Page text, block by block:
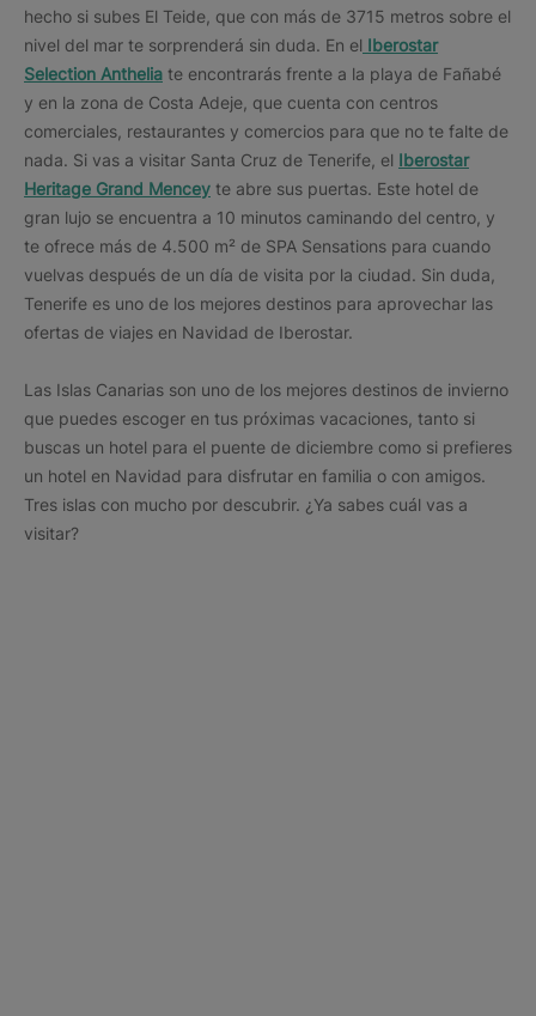
hecho si subes El Teide, que con más de 3715 metros sobre el
nivel del mar te sorprenderá sin duda. En el Iberostar
Selection Anthelia te encontrarás frente a la playa de Fañabé
y en la zona de Costa Adeje, que cuenta con centros
comerciales, restaurantes y comercios para que no te falte de
nada. Si vas a visitar Santa Cruz de Tenerife, el Iberostar
Heritage Grand Mencey te abre sus puertas. Este hotel de
gran lujo se encuentra a 10 minutos caminando del centro, y
te ofrece más de 4.500 m² de SPA Sensations para cuando
vuelvas después de un día de visita por la ciudad. Sin duda,
Tenerife es uno de los mejores destinos para aprovechar las
ofertas de viajes en Navidad de Iberostar.
Las Islas Canarias son uno de los mejores destinos de invierno
que puedes escoger en tus próximas vacaciones, tanto si
buscas un hotel para el puente de diciembre como si prefieres
un hotel en Navidad para disfrutar en familia o con amigos.
Tres islas con mucho por descubrir. ¿Ya sabes cuál vas a
visitar?